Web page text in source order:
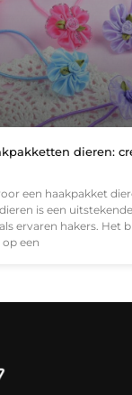
dieren:
een haakpakket
is een
ervaren hakers. Het
een